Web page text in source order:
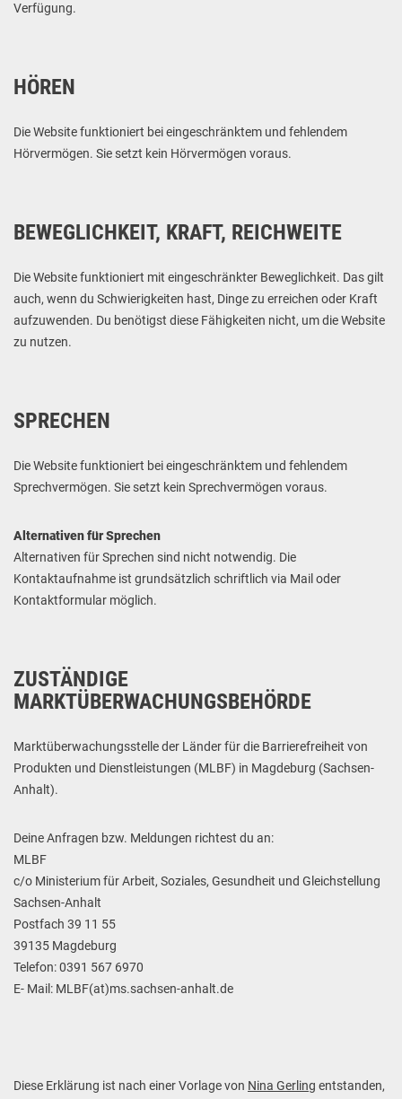
Verfügung.
HÖREN
Die Website funktioniert bei eingeschränktem und fehlendem
Hörvermögen. Sie setzt kein Hörvermögen voraus.
BEWEGLICHKEIT, KRAFT, REICHWEITE
Die Website funktioniert mit eingeschränkter Beweglichkeit. Das gilt
auch, wenn du Schwierigkeiten hast, Dinge zu erreichen oder Kraft
aufzuwenden. Du benötigst diese Fähigkeiten nicht, um die Website
zu nutzen.
SPRECHEN
Die Website funktioniert bei eingeschränktem und fehlendem
Sprechvermögen. Sie setzt kein Sprechvermögen voraus.
Alternativen für Sprechen
Alternativen für Sprechen sind nicht notwendig. Die
Kontaktaufnahme ist grundsätzlich schriftlich via Mail oder
Kontaktformular möglich.
ZUSTÄNDIGE
MARKTÜBERWACHUNGSBEHÖRDE
Marktüberwachungsstelle der Länder für die Barrierefreiheit von
Produkten und Dienstleistungen (MLBF) in Magdeburg (Sachsen-
Anhalt).
Deine Anfragen bzw. Meldungen richtest du an:
MLBF
c/o Ministerium für Arbeit, Soziales, Gesundheit und Gleichstellung
Sachsen-Anhalt
Postfach 39 11 55
39135 Magdeburg
Telefon: 0391 567 6970
E- Mail: MLBF(at)ms.sachsen-anhalt.de
Diese Erklärung ist nach einer Vorlage von Nina Gerling entstanden,